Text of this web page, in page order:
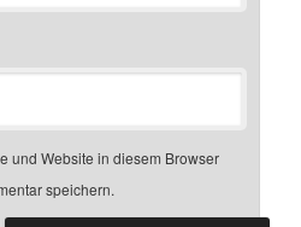
und Website in diesem Browser
speichern.